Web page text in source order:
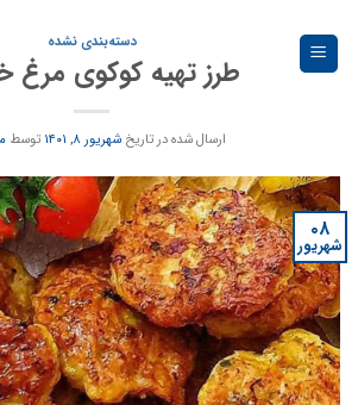
content
دسته‌بندی نشده
طرز تهیه کوکوی مرغ
ارسال شده در تاریخشهریور ۸, ۱۴۰۱ توسط
۰۸
شهریور